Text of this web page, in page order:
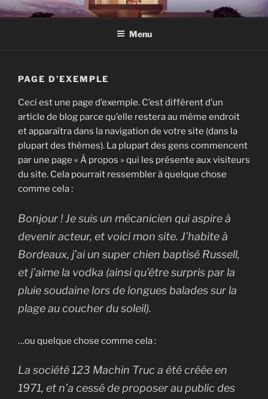
Aller
au
KAZOTO
Constructeur de Maison individuelle en Guyane
Menu
PAGE D’EXEMPLE
Ceci est une page d’exemple. C’est différent d’un
article de blog parce qu’elle restera au même endroit
et apparaîtra dans la navigation de votre site (dans la
plupart des thèmes). La plupart des gens commencent
par une page « À propos » qui les présente aux visiteurs
du site. Cela pourrait ressembler à quelque chose
comme cela :
Bonjour ! Je suis un mécanicien qui aspire à
devenir acteur, et voici mon site. J’habite à
Bordeaux, j’ai un super chien baptisé Russell,
et j’aime la vodka (ainsi qu’être surpris par la
pluie soudaine lors de longues balades sur la
plage au coucher du soleil).
…ou quelque chose comme cela :
La société 123 Machin Truc a été créée en
1971, et n’a cessé de proposer au public des